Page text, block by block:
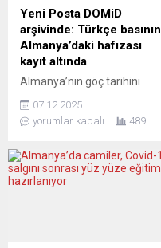
konuşurken, yaşamını
Almanya’nın başkenti
Berlin’de sürdüren gazeteci
yazar Erk Acerer’in evinde
uğradığı yumruklu, bıçaklı
saldırı sosyal medyaya
bomba gibi düştü....
Yeni Posta DOMiD
arşivinde: Türkçe basının
Almanya’daki hafızası
kayıt altında
Almanya’nın göç tarihini
kurumlardan Almanya
Göçün Dokümantasyon
Dokumentationszentrum
und Museum über die
07.12.2025
yorumlar kapalı
489